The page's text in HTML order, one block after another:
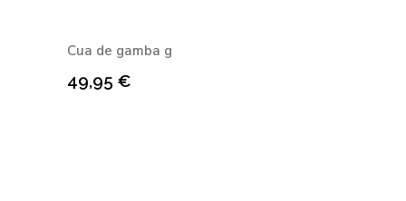
Cua de gamba g
49,95 €